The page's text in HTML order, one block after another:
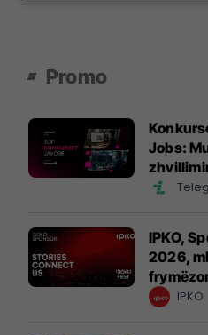
Promo
Jobs:
IPKO,
2026,
krijuesve
IPKO